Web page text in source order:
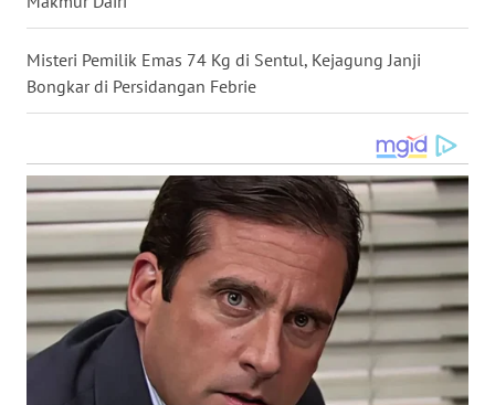
Misteri Pemilik Emas 74 Kg di Sentul, Kejagung Janji
Bongkar di Persidangan Febrie
WN
NUSANTARA
WN
WN
WN
BALI
WN
KALBAR